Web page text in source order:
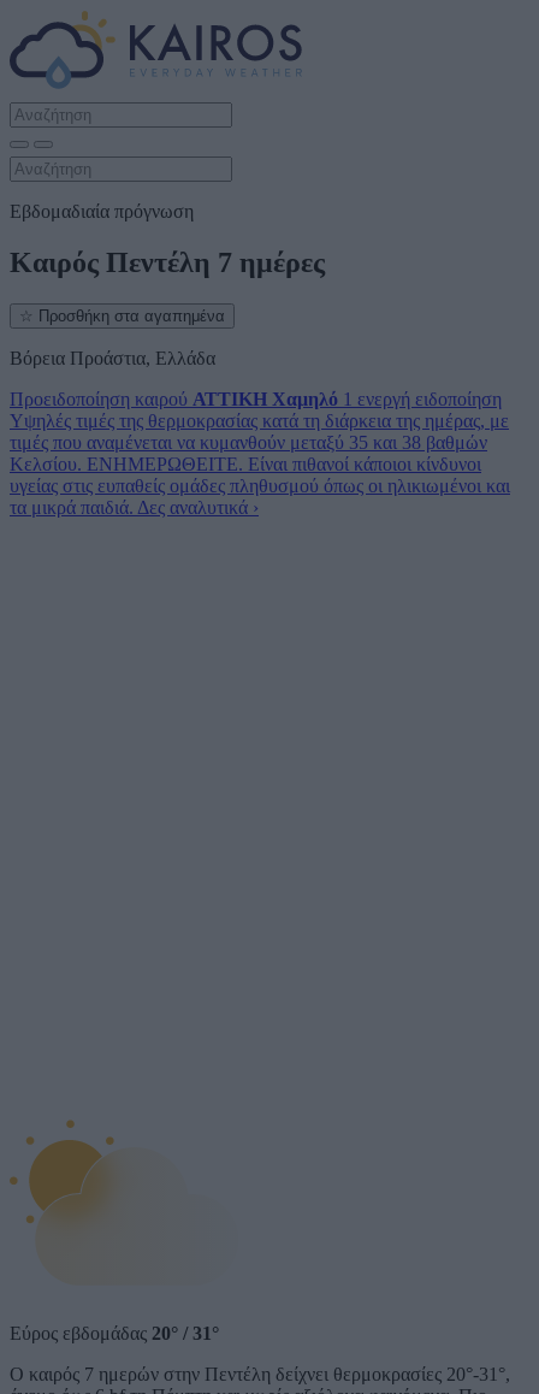
Εβδομαδιαία πρόγνωση
Καιρός Πεντέλη 7 ημέρες
☆ Προσθήκη στα αγαπημένα
Βόρεια Προάστια, Ελλάδα
Προειδοποίηση καιρού ΑΤΤΙΚΗ Χαμηλό 1 ενεργή ειδοποίηση
Υψηλές τιμές της θερμοκρασίας κατά τη διάρκεια της ημέρας, με
τιμές που αναμένεται να κυμανθούν μεταξύ 35 και 38 βαθμών
Κελσίου. ΕΝΗΜΕΡΩΘΕΙΤΕ. Είναι πιθανοί κάποιοι κίνδυνοι
υγείας στις ευπαθείς ομάδες πληθυσμού όπως οι ηλικιωμένοι και
τα μικρά παιδιά. Δες αναλυτικά ›
Εύρος εβδομάδας 20° / 31°
Ο καιρός 7 ημερών στην Πεντέλη δείχνει θερμοκρασίες 20°-31°,